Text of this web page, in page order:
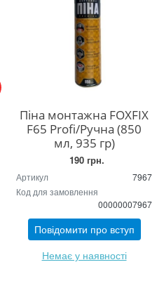
Піна монтажна FOXFIX
F65 Profi/Ручна (850
мл, 935 гр)
190 грн.
Артикул
7967
Код для замовлення
00000007967
Повідомити про вступ
Немає у наявності